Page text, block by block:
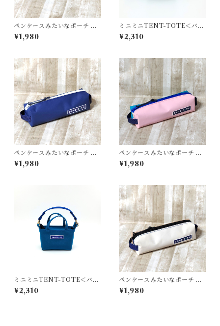
ペンケースみたいなポーチ ＜
K-0664＞
¥1,980
ミニミニTENT-TOTE＜バッ
グチャーム＞K-0515
¥2,310
ペンケースみたいなポーチ ＜
K-0663＞
¥1,980
ペンケースみたいなポーチ ＜
K-0661＞
¥1,980
ミニミニTENT-TOTE＜バッ
グチャーム＞K-0512
¥2,310
ペンケースみたいなポーチ ＜
K-0660＞
¥1,980